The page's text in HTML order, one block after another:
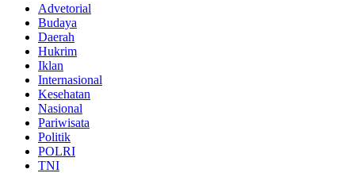
Advetorial
Budaya
Daerah
Hukrim
Iklan
Internasional
Kesehatan
Nasional
Pariwisata
Politik
POLRI
TNI